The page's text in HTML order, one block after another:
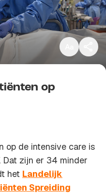
Klein
Standaard
Groot
Kopieer link
op
op de intensive care is
Dat zijn er 34 minder
het Landelijk
Spreiding